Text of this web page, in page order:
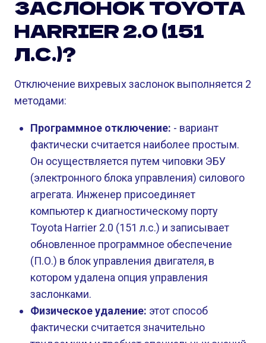
ЗАСЛОНОК TOYOTA
HARRIER 2.0 (151
Л.С.)?
Отключение вихревых заслонок выполняется 2
методами:
Программное отключение: - вариант
фактически считается наиболее простым.
Он осуществляется путем чиповки ЭБУ
(электронного блока управления) силового
агрегата. Инженер присоединяет
компьютер к диагностическому порту
Toyota Harrier 2.0 (151 л.с.) и записывает
обновленное программное обеспечение
(П.О.) в блок управления двигателя, в
котором удалена опция управления
заслонками.
Физическое удаление: этот способ
фактически считается значительно